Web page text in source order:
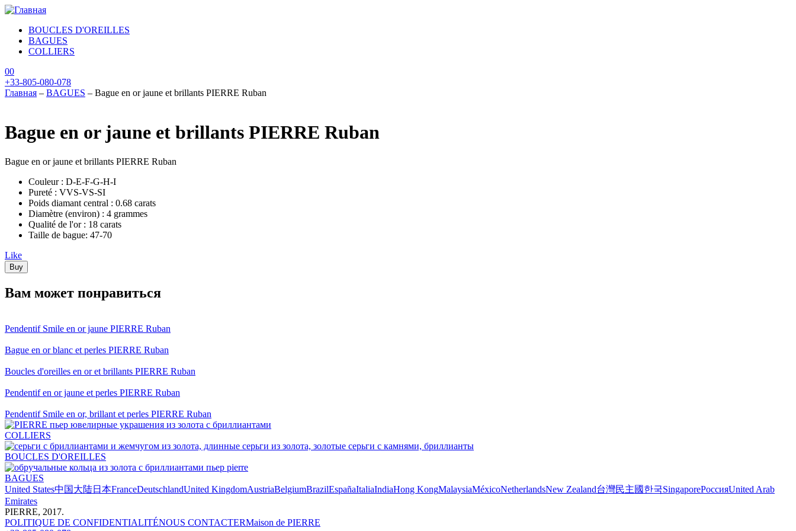
Перейти к основному содержанию
BOUCLES D'OREILLES
BAGUES
COLLIERS
00
+33-805-080-078
Главная – BAGUES – Bague en or jaune et brillants PIERRE Ruban
Bague en or jaune et brillants PIERRE Ruban
Bague en or jaune et brillants PIERRE Ruban
Couleur : D-E-F-G-H-I
Pureté : VVS-VS-SI
Poids diamant central : 0.68 carats
Diamètre (environ) : 4 grammes
Qualité de l'or : 18 carats
Taille de bague: 47-70
Like
Вам может понравиться
Pendentif Smile en or jaune PIERRE Ruban
Bague en or blanc et perles PIERRE Ruban
Boucles d'oreilles en or et brillants PIERRE Ruban
Pendentif en or jaune et perles PIERRE Ruban
Pendentif Smile en or, brillant et perles PIERRE Ruban
COLLIERS
BOUCLES D'OREILLES
BAGUES
United States中国大陆日本FranceDeutschlandUnited KingdomAustriaBelgiumBrazilEspañaItaliaIndiaHong KongMalaysiaMéxicoNetherlandsNew Zealand台灣民主國한국SingaporeРоссияUnited Arab
Emirates
PIERRE, 2017.
POLITIQUE DE CONFIDENTIALITÉNOUS CONTACTERMaison de PIERRE